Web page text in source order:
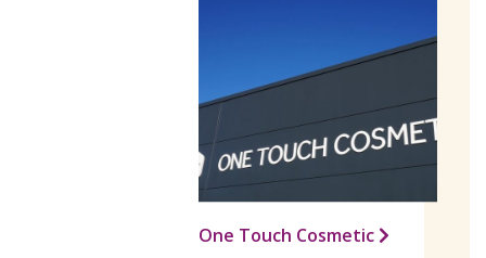
One Touch Cosmetic